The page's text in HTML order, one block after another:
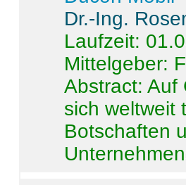
Dr.-Ing.
Laufzeit:
Mittelgeber:
Abstract:Auf
sich weltweit
Botschaften